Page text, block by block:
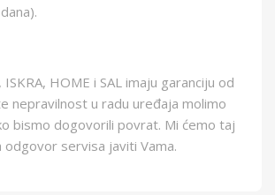
HOME i SAL imaju garanciju od
nepravilnost u radu uređaja molimo
bismo dogovorili povrat. Mi ćemo taj
servisa javiti Vama.